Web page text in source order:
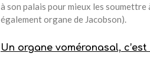
à son palais pour mieux les soumettre
également organe de Jacobson).
Un organe voméronasal,